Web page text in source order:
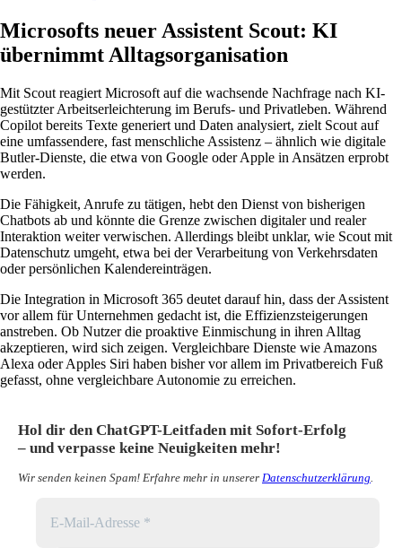
Microsofts neuer Assistent Scout: KI
übernimmt Alltagsorganisation
Mit Scout reagiert Microsoft auf die wachsende Nachfrage nach KI-
gestützter Arbeitserleichterung im Berufs- und Privatleben. Während
Copilot bereits Texte generiert und Daten analysiert, zielt Scout auf
eine umfassendere, fast menschliche Assistenz – ähnlich wie digitale
Butler-Dienste, die etwa von Google oder Apple in Ansätzen erprobt
werden.
Die Fähigkeit, Anrufe zu tätigen, hebt den Dienst von bisherigen
Chatbots ab und könnte die Grenze zwischen digitaler und realer
Interaktion weiter verwischen. Allerdings bleibt unklar, wie Scout mit
Datenschutz umgeht, etwa bei der Verarbeitung von Verkehrsdaten
oder persönlichen Kalendereinträgen.
Die Integration in Microsoft 365 deutet darauf hin, dass der Assistent
vor allem für Unternehmen gedacht ist, die Effizienzsteigerungen
anstreben. Ob Nutzer die proaktive Einmischung in ihren Alltag
akzeptieren, wird sich zeigen. Vergleichbare Dienste wie Amazons
Alexa oder Apples Siri haben bisher vor allem im Privatbereich Fuß
gefasst, ohne vergleichbare Autonomie zu erreichen.
Hol dir den ChatGPT-Leitfaden mit Sofort-Erfolg
– und verpasse keine Neuigkeiten mehr!
Wir senden keinen Spam! Erfahre mehr in unserer Datenschutzerklärung